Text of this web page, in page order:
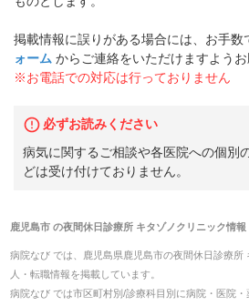
掲載情報に誤りがある場合には、お手数
ォーム からご連絡をいただけますようお
※お電話での対応は行っておりません
必ずお読みください
病気に関するご相談や各医院への個別
どは受け付けておりません。
鹿児島市の夜間休日診療所 キタゾノクリニック情報
病院なび では、 鹿児島県 鹿児島市の夜間休日診療所
人・転職情報を掲載しています。
病院なび では市区町村別/診療科目別に病院・医院